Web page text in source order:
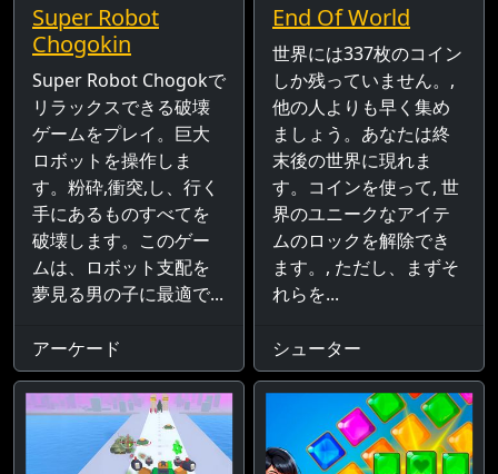
Super Robot
Chogokin
Super Robot Chogokで
リラックスできる破壊
ゲームをプレイ。巨大
ロボットを操作しま
す。粉砕,衝突,し、行く
手にあるものすべてを
破壊します。このゲー
ムは、ロボット支配を
夢見る男の子に最適で...
アーケード
End Of World
世界には337枚のコイン
しか残っていません。,
他の人よりも早く集め
ましょう。あなたは終
末後の世界に現れま
す。コインを使って, 世
界のユニークなアイテ
ムのロックを解除でき
ます。, ただし、まずそ
れらを...
シューター